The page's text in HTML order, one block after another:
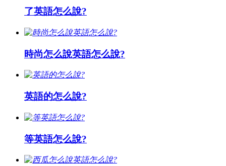
了英語怎么說?
時尚怎么說英語怎么說?
英語的怎么說?
等英語怎么說?